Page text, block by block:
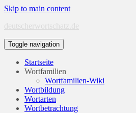
Skip to main content
deutscherwortschatz.de
Toggle navigation
Startseite
Wortfamilien
Wortfamilien-Wiki
Wortbildung
Wortarten
Wortbetrachtung